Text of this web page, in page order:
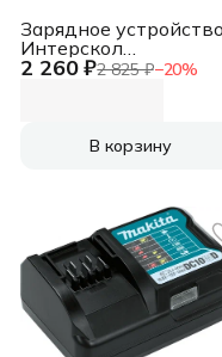
2 260 ₽2 825 ₽−20%
Зарядное устройство
Интерскол
ЗУ-4/18/36В
В корзину